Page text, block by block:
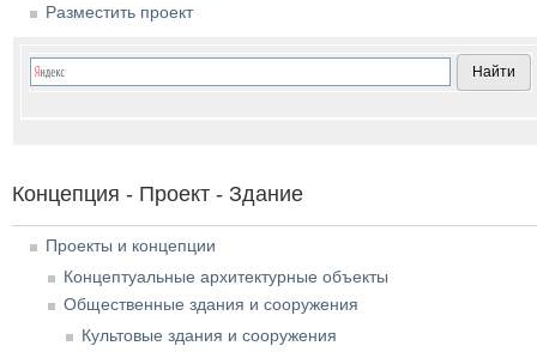
Разместить проект
Концепция - Проект - Здание
Проекты и концепции
Концептуальные архитектурные объекты
Общественные здания и сооружения
Культовые здания и сооружения